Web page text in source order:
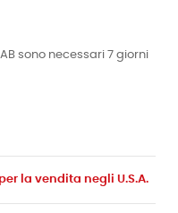
sono necessari 7 giorni
la vendita negli U.S.A.